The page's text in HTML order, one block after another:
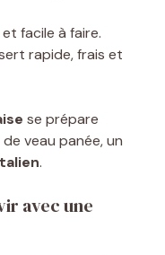
et facile à faire.
rapide, frais et
se prépare
veau panée, un
.
avec une